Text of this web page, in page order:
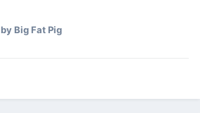
by Big Fat Pig